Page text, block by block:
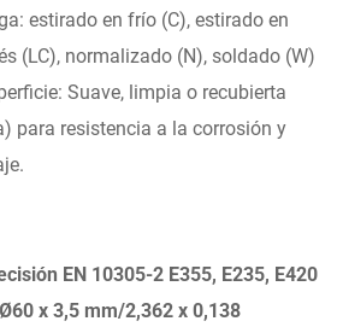
estirado en frío (C), estirado en
(LC), normalizado (N), soldado (W)
Suave, limpia o recubierta
para resistencia a la corrosión y
EN 10305-2 E355, E235, E420
x 3,5 mm/2,362 x 0,138